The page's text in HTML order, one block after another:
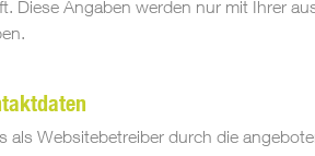
Diese Angaben werden nur mit Ihrer
als Websitebetreiber durch die